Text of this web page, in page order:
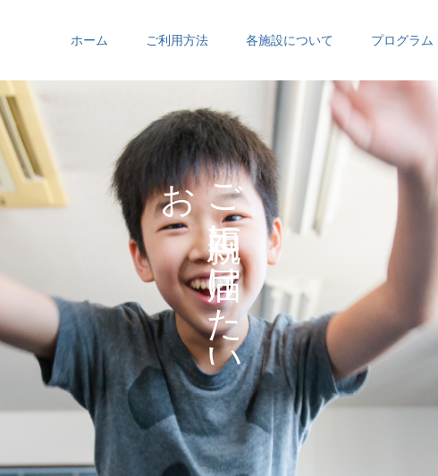
ホーム ご利用方法 各施設について プログラム
ご
に
け
た
い
お
の
の